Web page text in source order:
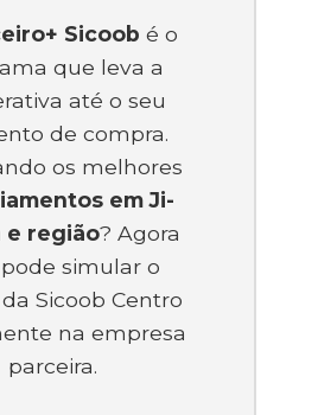
Sicoob é o
que leva a
até o seu
de compra.
os melhores
em Ji-
e região? Agora
simular o
Sicoob Centro
na empresa
parceira.